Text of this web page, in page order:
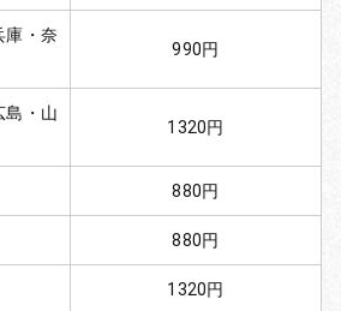
庫・奈
990円
島・山
1320円
880円
880円
1320円